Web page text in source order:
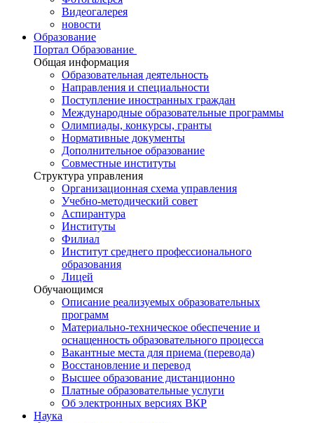
Видеогалерея
новости
Образование
Портал Образование
Общая информация
Образовательная деятельность
Направления и специальности
Поступление иностранных граждан
Международные образовательные программы
Олимпиады, конкурсы, гранты
Нормативные документы
Дополнительное образование
Совместные институты
Структура управления
Организационная схема управления
Учебно-методический совет
Аспирантура
Институты
Филиал
Институт среднего профессионального
образования
Лицей
Обучающимся
Описание реализуемых образовательных
программ
Материально-техническое обеспечение и
оснащенность образовательного процесса
Вакантные места для приема (перевода)
Восстановление и перевод
Высшее образование дистанционно
Платные образовательные услуги
Об электронных версиях ВКР
Наука